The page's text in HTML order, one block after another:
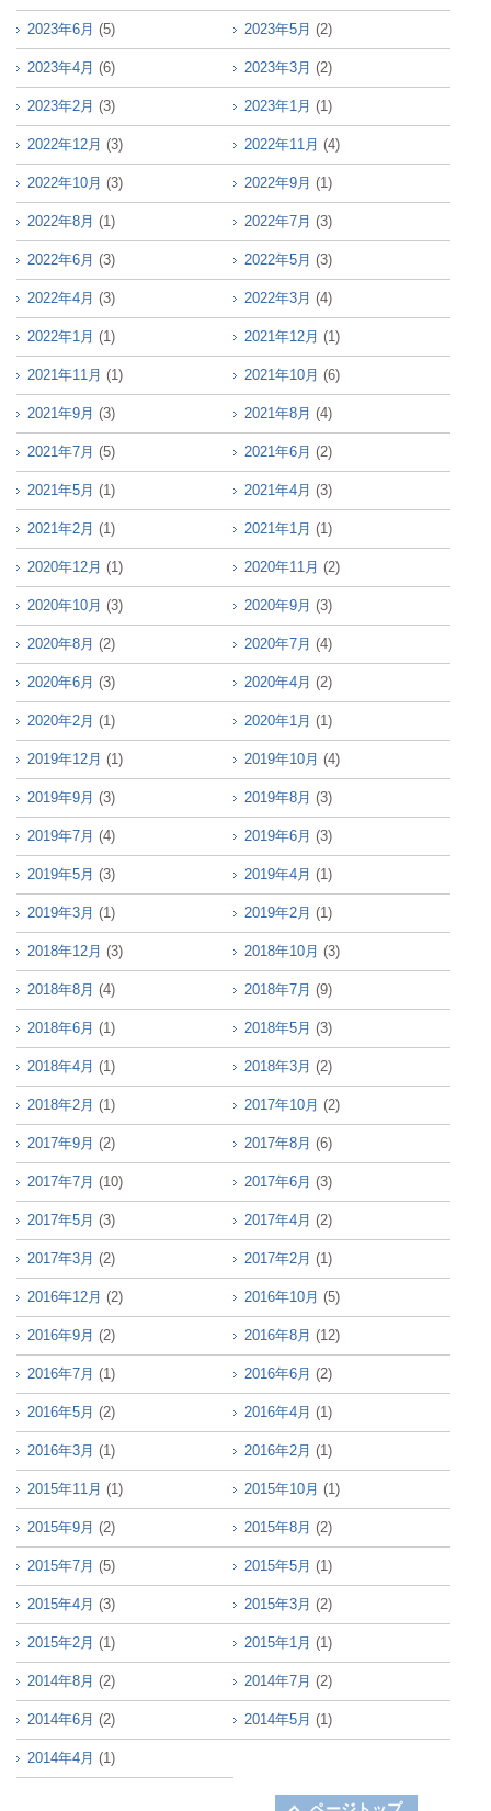
2023年6月 (5) 2023年5月 (2)
2023年4月 (6) 2023年3月 (2)
2023年2月 (3) 2023年1月 (1)
2022年12月 (3) 2022年11月 (4)
2022年10月 (3) 2022年9月 (1)
2022年8月 (1) 2022年7月 (3)
2022年6月 (3) 2022年5月 (3)
2022年4月 (3) 2022年3月 (4)
2022年1月 (1) 2021年12月 (1)
2021年11月 (1) 2021年10月 (6)
2021年9月 (3) 2021年8月 (4)
2021年7月 (5) 2021年6月 (2)
2021年5月 (1) 2021年4月 (3)
2021年2月 (1) 2021年1月 (1)
2020年12月 (1) 2020年11月 (2)
2020年10月 (3) 2020年9月 (3)
2020年8月 (2) 2020年7月 (4)
2020年6月 (3) 2020年4月 (2)
2020年2月 (1) 2020年1月 (1)
2019年12月 (1) 2019年10月 (4)
2019年9月 (3) 2019年8月 (3)
2019年7月 (4) 2019年6月 (3)
2019年5月 (3) 2019年4月 (1)
2019年3月 (1) 2019年2月 (1)
2018年12月 (3) 2018年10月 (3)
2018年8月 (4) 2018年7月 (9)
2018年6月 (1) 2018年5月 (3)
2018年4月 (1) 2018年3月 (2)
2018年2月 (1) 2017年10月 (2)
2017年9月 (2) 2017年8月 (6)
2017年7月 (10) 2017年6月 (3)
2017年5月 (3) 2017年4月 (2)
2017年3月 (2) 2017年2月 (1)
2016年12月 (2) 2016年10月 (5)
2016年9月 (2) 2016年8月 (12)
2016年7月 (1) 2016年6月 (2)
2016年5月 (2) 2016年4月 (1)
2016年3月 (1) 2016年2月 (1)
2015年11月 (1) 2015年10月 (1)
2015年9月 (2) 2015年8月 (2)
2015年7月 (5) 2015年5月 (1)
2015年4月 (3) 2015年3月 (2)
2015年2月 (1) 2015年1月 (1)
2014年8月 (2) 2014年7月 (2)
2014年6月 (2) 2014年5月 (1)
2014年4月 (1)